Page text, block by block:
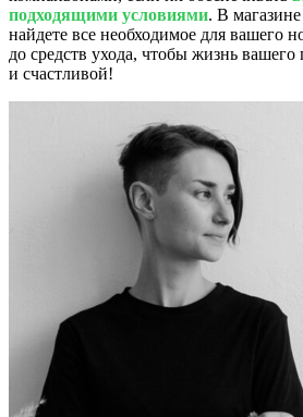
подходящими условиями. В
найдете все необходимое для вашего
до средств ухода, чтобы жизнь
и счастливой!